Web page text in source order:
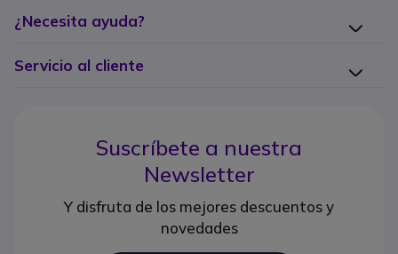
¿Necesita ayuda?
Servicio al cliente
Suscríbete a nuestra
Newsletter
Y disfruta de los mejores descuentos y
novedades